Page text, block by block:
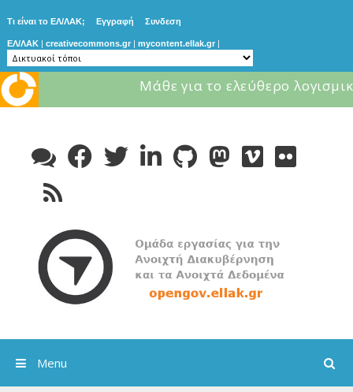
Τι είναι το ΕΛ/ΛΑΚ; Εγγραφή Συνδεση
ΕΛ/ΛΑΚ | creativecommons.gr | mycontent.ellak.gr |
Μάθε για το ελεύθερο
content
Search
Menu